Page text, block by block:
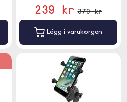
239 kr 379 kr
Lägg i varukorgen